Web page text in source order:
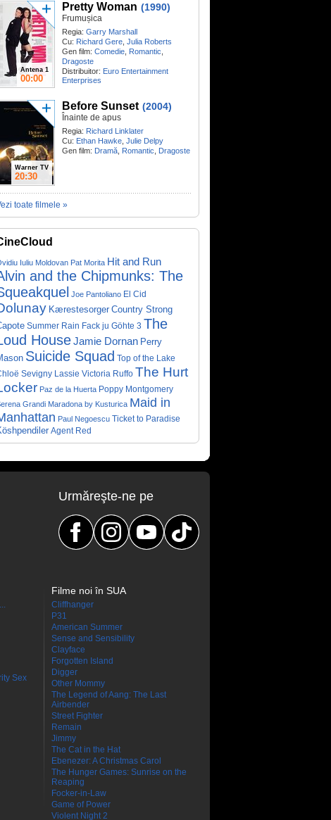
Antena 1
00:00
Pretty Woman (1990)
Frumușica
Regia: Garry Marshall
Cu: Richard Gere Julia Roberts
Gen film: Comedie Romantic
Dragoste
Distribuitor: Euro Entertainment
Enterprises
Warner TV
20:30
Before Sunset (2004)
Înainte de apus
Regia: Richard Linklater
Cu: Ethan Hawke Julie Delpy
Gen film: Dramă Romantic Dragoste
toate filmele »
Iuliu Moldovan Pat Morita Hit and Run
and the Chipmunks: The
Joe Pantoliano El Cid
Kærestesorger Country Strong
Summer Rain Fack ju Göhte 3 The
HouseJamie Dornan Perry
Suicide Squad Top of the Lake
Sevigny
Lassie Victoria Ruffo The Hurt
Paz de la Huerta Poppy Montgomery
Grandi Maradona by Kusturica Maid in
Paul Negoescu Ticket to Paradise
Agent Red
Urmăreşte-ne pe
Sex
Filme noi în SUA
Cliffhanger
P31
American Summer
Sense and Sensibility
Clayface
Forgotten Island
Digger
Other Mommy
The Legend of Aang: The Last
Airbender
Street Fighter
Remain
Jimmy
The Cat in the Hat
Ebenezer: A Christmas Carol
The Hunger Games: Sunrise on the
Reaping
Focker-in-Law
Game of Power
Violent Night 2